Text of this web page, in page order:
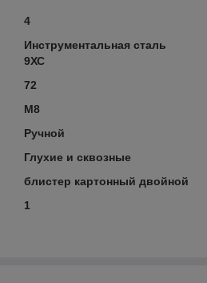
4
Инструментальная сталь
9ХС
72
М8
Ручной
Глухие и сквозные
блистер картонный двойной
1